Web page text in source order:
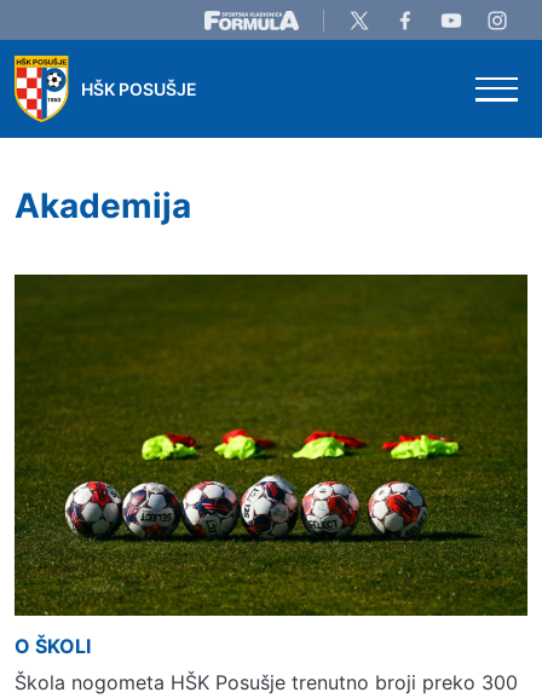
HŠK POSUŠJE
Akademija
O ŠKOLI
Škola nogometa HŠK Posušje trenutno broji preko 300